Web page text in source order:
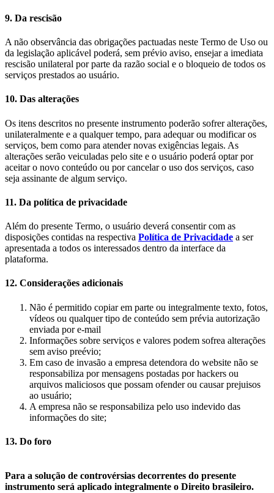
9. Da rescisão
A não observância das obrigações pactuadas neste Termo de Uso ou
da legislação aplicável poderá, sem prévio aviso, ensejar a imediata
rescisão unilateral por parte da razão social e o bloqueio de todos os
serviços prestados ao usuário.
10. Das alterações
Os itens descritos no presente instrumento poderão sofrer alterações,
unilateralmente e a qualquer tempo, para adequar ou modificar os
serviços, bem como para atender novas exigências legais. As
alterações serão veiculadas pelo site e o usuário poderá optar por
aceitar o novo conteúdo ou por cancelar o uso dos serviços, caso
seja assinante de algum serviço.
11. Da política de privacidade
Além do presente Termo, o usuário deverá consentir com as
disposições contidas na respectiva Política de Privacidade a ser
apresentada a todos os interessados dentro da interface da
plataforma.
12. Considerações adicionais
Não é permitido copiar em parte ou integralmente texto, fotos,
vídeos ou qualquer tipo de conteúdo sem prévia autorização
enviada por e-mail
Informações sobre serviços e valores podem sofrea alterações
sem aviso preévio;
Em caso de invasão a empresa detendora do website não se
responsabiliza por mensagens postadas por hackers ou
arquivos maliciosos que possam ofender ou causar prejuisos
ao usuário;
A empresa não se responsabiliza pelo uso indevido das
informações do site;
13. Do foro
Para a solução de controvérsias decorrentes do presente
instrumento será aplicado integralmente o Direito brasileiro.